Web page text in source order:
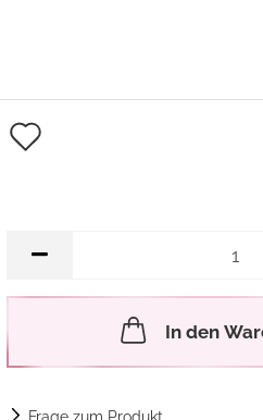
In den